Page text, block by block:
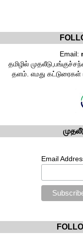
Email:
தமிழில்
தளம். எமது கட்டுரைகள்
Email